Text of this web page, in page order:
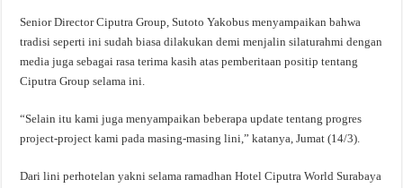
Senior Director Ciputra Group, Sutoto Yakobus menyampaikan bahwa
tradisi seperti ini sudah biasa dilakukan demi menjalin silaturahmi dengan
media juga sebagai rasa terima kasih atas pemberitaan positip tentang
Ciputra Group selama ini.
“Selain itu kami juga menyampaikan beberapa update tentang progres
project-project kami pada masing-masing lini,” katanya, Jumat (14/3).
Dari lini perhotelan yakni selama ramadhan Hotel Ciputra World Surabaya